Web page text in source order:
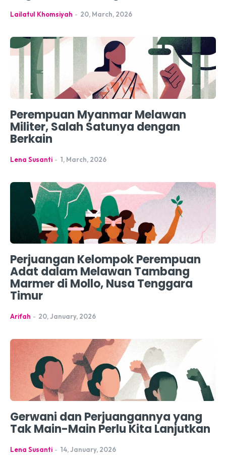
Lailatul Khomsiyah - 20, March, 2026
Perempuan Myanmar Melawan
Militer, Salah Satunya dengan
Berkain
Lena Susanti - 1, March, 2026
Perjuangan Kelompok Perempuan
Adat dalam Melawan Tambang
Marmer di Mollo, Nusa Tenggara
Timur
Arifah - 20, January, 2026
Gerwani dan Perjuangannya yang
Tak Main-Main Perlu Kita Lanjutkan
Lena Susanti - 14, January, 2026